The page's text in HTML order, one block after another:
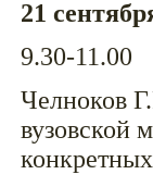
21
9.30-11.00
Челноков
вузовской